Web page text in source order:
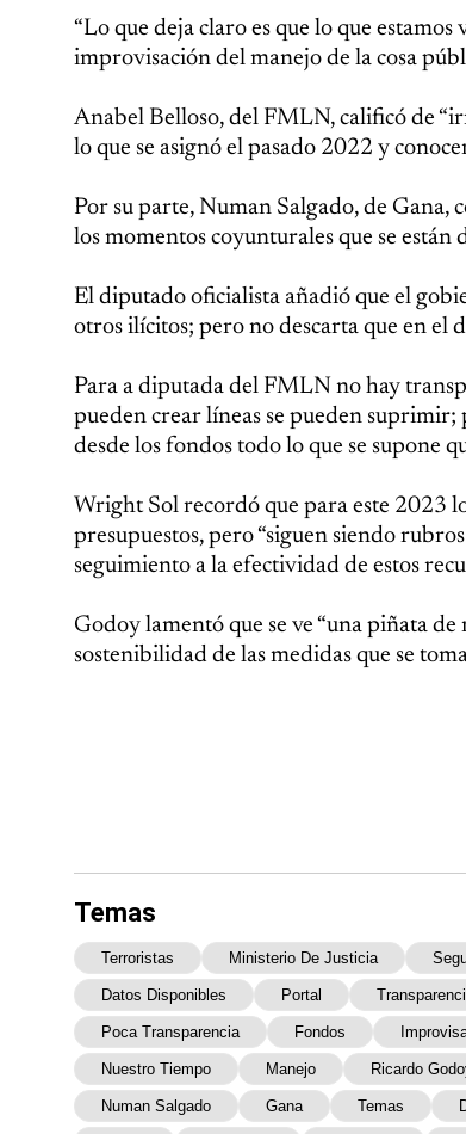
“Lo que deja claro es que lo que
improvisación del manejo de la cosa
Anabel Belloso, del FMLN, calificó de
lo que se asignó el pasado 2022 y
Por su parte, Numan Salgado, de Gana,
los momentos coyunturales que se están
El diputado oficialista añadió que el
otros ilícitos; pero no descarta que en el
Para a diputada del FMLN no hay
pueden crear líneas se pueden
desde los fondos todo lo que se supone
Wright Sol recordó que para este 2023
presupuestos, pero “siguen siendo
seguimiento a la efectividad de estos
Godoy lamentó que se ve “una piñata
sostenibilidad de las medidas que se
Temas
Terroristas Ministerio De Justicia
Datos Disponibles Portal
Poca Transparencia Fondos
Nuestro Tiempo Manejo Ricardo
Numan Salgado Gana Temas